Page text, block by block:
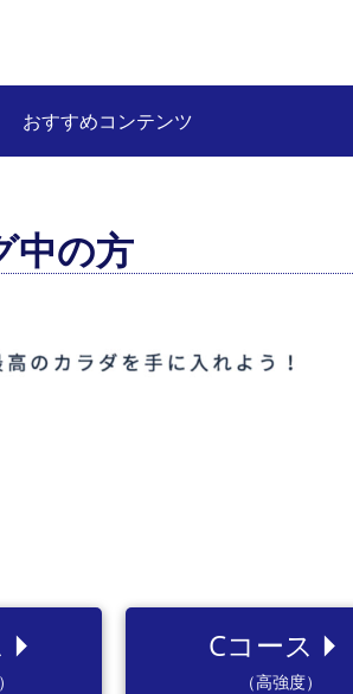
おすすめコンテンツ
中の方
Cコースarrow_right
（高強度）